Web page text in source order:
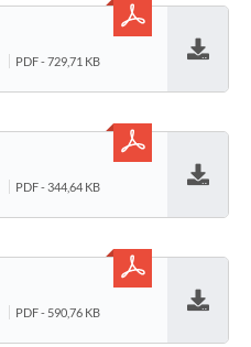
PDF - 729,71 KB
PDF - 344,64 KB
PDF - 590,76 KB